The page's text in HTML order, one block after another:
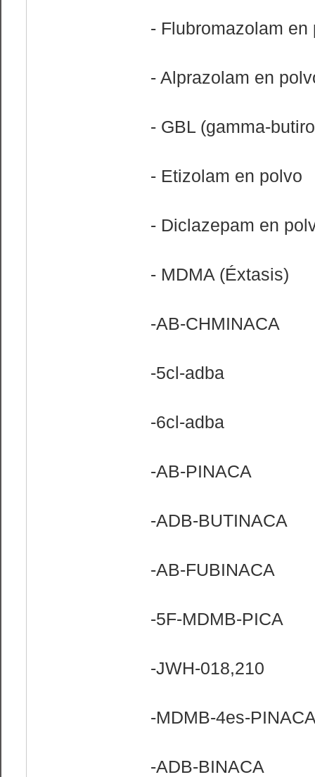
- Flubromazolam en
- Alprazolam en
- GBL (gamma-
- Etizolam en polvo
- Diclazepam en
- MDMA (Éxtasis)
-AB-CHMINACA
-5cl-adba
-6cl-adba
-AB-PINACA
-ADB-BUTINACA
-AB-FUBINACA
-5F-MDMB-PICA
-JWH-018,210
-MDMB-4es-
-ADB-BINACA